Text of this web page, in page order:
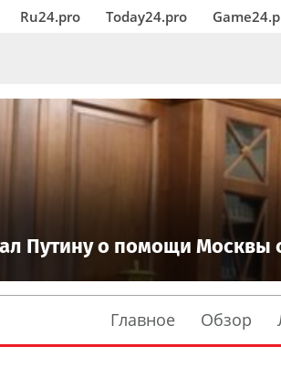
Ru24.pro Today24.pro
Путину о помощи Москвы
Главное Обзор